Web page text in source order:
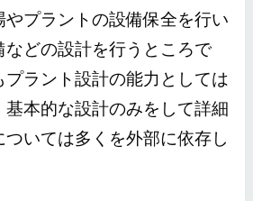
プラントの設備保全を行い
などの設計を行うところで
プラント設計の能力としては
本的な設計のみをして詳細
いては多くを外部に依存し